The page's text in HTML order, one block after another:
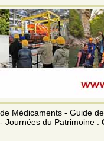
Médicaments - Guide
Journées du Patrimoine :